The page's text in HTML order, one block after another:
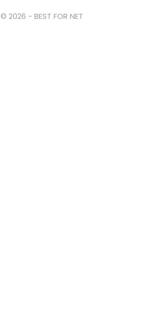
© 2026 - BEST FOR NET